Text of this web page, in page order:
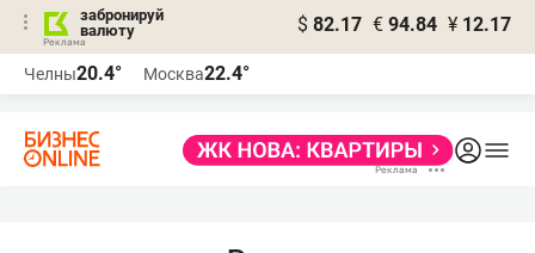
забронируй
валюту
$ 82.17 € 94.84 ¥ 12.17
Челны20.4° Москва22.4°